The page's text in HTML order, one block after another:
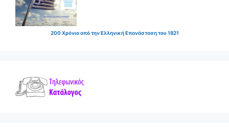
200 Χρόνια από την Ελληνική Επανάσταση του 1821